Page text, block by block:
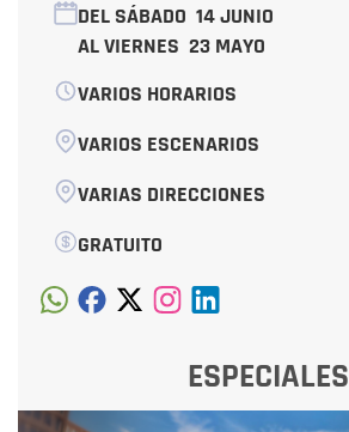
DEL SÁBADO 14 JUNIO
AL VIERNES 23 MAYO
VARIOS HORARIOS
VARIOS ESCENARIOS
VARIAS DIRECCIONES
GRATUITO
ESPECIALES